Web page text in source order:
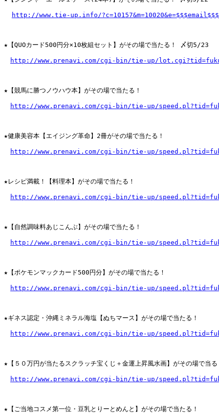
http://www.tie-up.info/?c=10157&m=10020&e=$$$email$$$
★【QUOカード500円分×10枚組セット】がその場で当たる！ 〆切5/23
http://www.prenavi.com/cgi-bin/tie-up/
★【競馬に勝つノウハウ本】がその場で当たる！
http://www.prenavi.com/cgi-bin/tie-up/
★健康美容本【エイジング革命】2冊がその場で当たる！
http://www.prenavi.com/cgi-bin/tie-up/
★レシピ満載！【料理本】がその場で当たる！
http://www.prenavi.com/cgi-bin/tie-up/
★【自然調味料あじこんぶ】がその場で当たる！
http://www.prenavi.com/cgi-bin/tie-up/
★【ポケモンマックカード500円分】がその場で当たる！
http://www.prenavi.com/cgi-bin/tie-up/
★ギネス認定・沖縄ミネラル海塩【ぬちマース】がその場で当たる！
http://www.prenavi.com/cgi-bin/tie-up/
★【５０万円が当たるスクラッチ宝くじ＋金運上昇風水画】がその場で当る
http://www.prenavi.com/cgi-bin/tie-up/
★【ご当地コスメ第一位・豆乳とりーとめんと】がその場で当たる！